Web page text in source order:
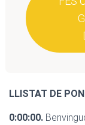
LLISTAT DE
0:00:00.